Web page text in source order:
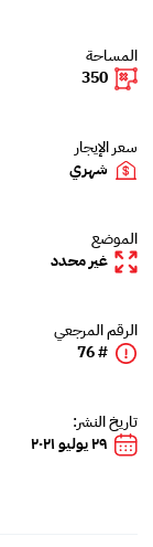
المساحة
350
سعر الإيجار
شهري
الموضع
غير محدد
الرقم المرجعي
# 76
تاريخ النشر:
٢٩ يوليو ٢٠٢١